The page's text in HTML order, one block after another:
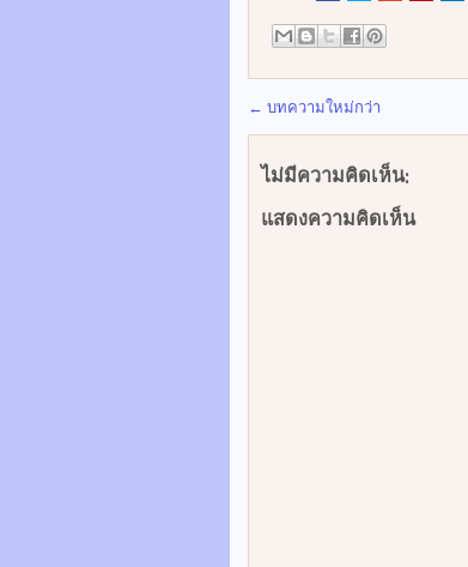
← บทความใหม่กว่า
ไม่มีความคิดเห็น:
แสดงความคิดเห็น